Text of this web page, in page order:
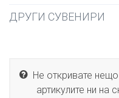
ДРУГИ СУВЕНИРИ
Не откривате
артикулите ни на